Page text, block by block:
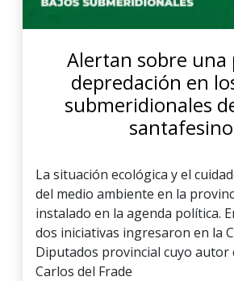
Alertan sobre una
depredación en
submeridionales
santafesino
La situación ecológica y el
del medio ambiente en la
instalado en la agenda política.
dos iniciativas ingresaron en la
Diputados provincial cuyo autor
Carlos del Frade